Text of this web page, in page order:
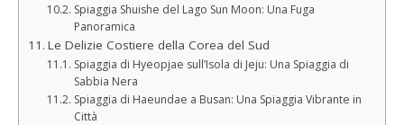
Spiaggia Shuishe del Lago Sun Moon: Una Fuga
Panoramica
Le Delizie Costiere della Corea del Sud
Spiaggia di Hyeopjae sull’Isola di Jeju: Una Spiaggia di
Sabbia Nera
Spiaggia di Haeundae a Busan: Una Spiaggia Vibrante in
Città